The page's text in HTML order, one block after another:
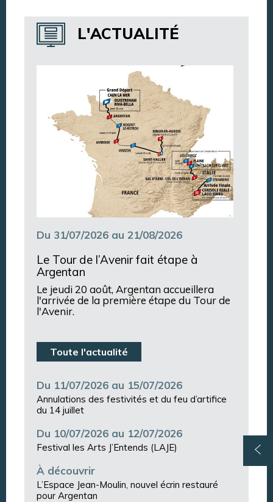
Annuaire des services
Annuaire des associations
Argentan Aujourd’hui
L'ACTUALITÉ
Du 31/07/2026 au 21/08/2026
Le Tour de l’Avenir fait étape à
Argentan
Le jeudi 20 août, Argentan accueillera
l'arrivée de la première étape du Tour de
l'Avenir.
Toute l'actualité
Du 11/07/2026 au 15/07/2026
Annulations des festivités et du feu d’artifice
du 14 juillet
Du 10/07/2026 au 12/07/2026
Festival les Arts J’Entends (LAJE)
À découvrir
L’Espace Jean-Moulin, nouvel écrin restauré
pour Argentan